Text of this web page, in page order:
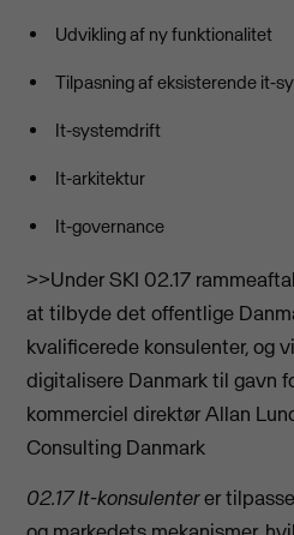
Udvikling af ny funktionalitet
Tilpasning af eksisterende it-
It-systemdrift
It-arkitektur
It-governance
>>Under SKI 02.17
at tilbyde det offentlige
kvalificerede konsulenter, og
digitalisere Danmark til gavn
kommerciel direktør Allan
Consulting Danmark
02.17 It-konsulenterer